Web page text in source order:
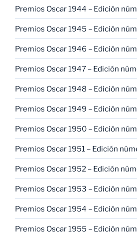
Premios Oscar 1944 – Edición
Premios Oscar 1945 – Edición
Premios Oscar 1946 – Edición
Premios Oscar 1947 – Edición
Premios Oscar 1948 – Edición
Premios Oscar 1949 – Edición
Premios Oscar 1950 – Edición
Premios Oscar 1951 – Edición
Premios Oscar 1952 – Edición
Premios Oscar 1953 – Edición
Premios Oscar 1954 – Edición
Premios Oscar 1955 – Edición